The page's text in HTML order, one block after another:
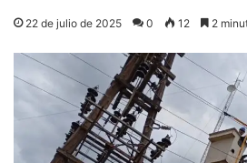
22 de julio de 2025 0 12 2